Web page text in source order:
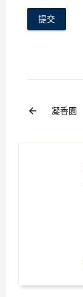
提交
arrow_back 凝香園